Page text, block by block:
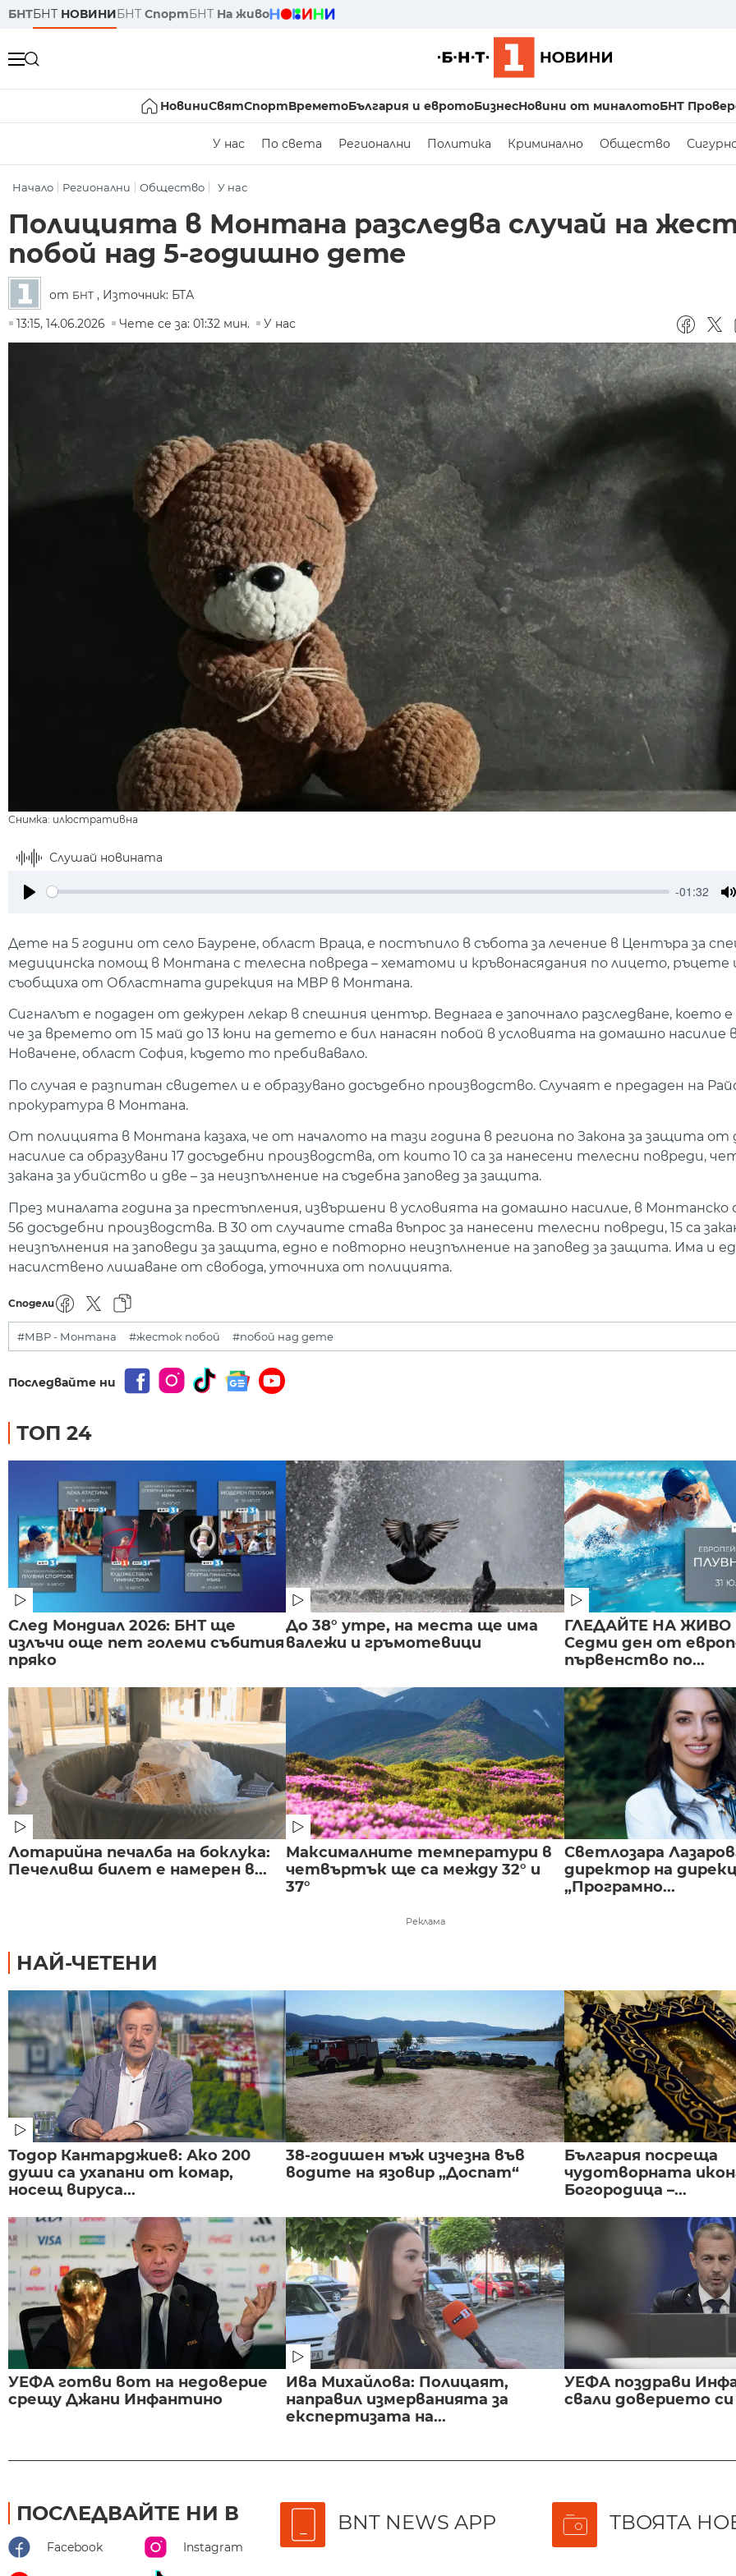
БНТБНТ НОВИНИБНТ СпортБНТ На живо
НовиниСвятСпортВреметоБългария и евротоБизнесНовини от миналотоБНТ
У нас По света Регионални Политика Криминално Общество
Начало Регионални Общество У нас
Полицията в Монтана разследва случай на
побой над 5-годишно дете
от БНТ , Източник: БТА
13:15, 14.06.2026
Чете се за: 01:32 мин. У нас
Снимка: илюстративна
Слушай новината
-01:32
Дете на 5 години от село Баурене, област Враца, е постъпило в събота за лечение в Центъра за
медицинска помощ в Монтана с телесна повреда – хематоми и кръвонасядания по лицето, ръцете
съобщиха от Областната дирекция на МВР в Монтана.
Сигналът е подаден от дежурен лекар в спешния център. Веднага е започнало разследване, което
че за времето от 15 май до 13 юни на детето е бил нанасян побой в условията на домашно насилие
Новачене, област София, където то пребивавало.
По случая е разпитан свидетел и е образувано досъдебно производство. Случаят е предаден на
прокуратура в Монтана.
От полицията в Монтана казаха, че от началото на тази година в региона по Закона за защита
насилие са образувани 17 досъдебни производства, от които 10 са за нанесени телесни повреди,
закана за убийство и две – за неизпълнение на съдебна заповед за защита.
През миналата година за престъпления, извършени в условията на домашно насилие, в Монтанско
56 досъдебни производства. В 30 от случаите става въпрос за нанесени телесни повреди, 15 са
неизпълнения на заповеди за защита, едно е повторно неизпълнение на заповед за защита. Има и
насилствено лишаване от свобода, уточниха от полицията.
Сподели
#МВР - Монтана #жесток побой #побой над дете
Последвайте ни
ТОП 24
След Мондиал 2026: БНТ ще
излъчи още пет големи събития
пряко
До 38° утре, на места ще има
валежи и гръмотевици
ГЛЕДАЙТЕ НА ЖИВО
Седми ден от
първенство по...
Лотарийна печалба на боклука:
Печеливш билет е намерен в...
Максималните температури в
четвъртък ще са между 32° и
37°
Светлозара
директор на
„Програмно...
Реклама
НАЙ-ЧЕТЕНИ
Тодор Кантарджиев: Ако 200
души са ухапани от комар,
носещ вируса...
38-годишен мъж изчезна във
водите на язовир „Доспат“
България посреща
чудотворната
Богородица –...
УЕФА готви вот на недоверие
срещу Джани Инфантино
Ива Михайлова: Полицаят,
направил измерванията за
експертизата на...
УЕФА поздрави
свали доверието
ПОСЛЕДВАЙТЕ НИ В
Facebook Instagram
BNT NEWS APP ТВОЯТА